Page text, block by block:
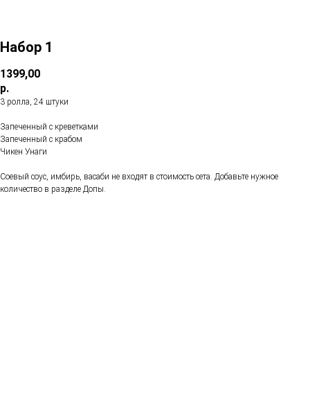
Набор 1
1399,00
р.
3 ролла, 24 штуки
Запеченный с креветками
Запеченный с крабом
Чикен Унаги
Соевый соус, имбирь, васаби не входят в стоимость сета. Добавьте нужное
количество в разделе Допы.